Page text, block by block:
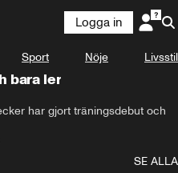
Logga in
Sport Nöje Livsstil
bara ler
har gjort träningsdebut och
SE ALLA